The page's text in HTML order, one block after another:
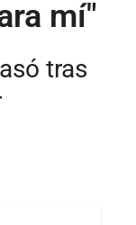
mí"
tras